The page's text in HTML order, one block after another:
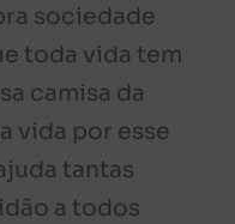
sociedade
toda vida tem
camisa da
vida por esse
tantas
a todos